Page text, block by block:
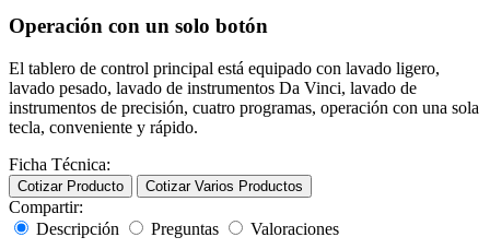
Operación con un solo botón
El tablero de control principal está equipado con lavado ligero,
lavado pesado, lavado de instrumentos Da Vinci, lavado de
instrumentos de precisión, cuatro programas, operación con una sola
tecla, conveniente y rápido.
Ficha Técnica:
Cotizar Producto Cotizar Varios Productos
Compartir:
Descripción
Preguntas Valoraciones